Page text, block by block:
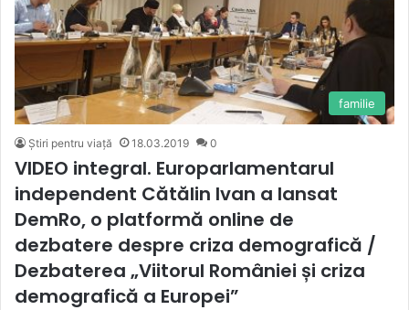
familie
Știri pentru viață 18.03.2019 0
VIDEO integral. Europarlamentarul
independent Cătălin Ivan a lansat
DemRo, o platformă online de
dezbatere despre criza demografică /
Dezbaterea „Viitorul României și criza
demografică a Europei”